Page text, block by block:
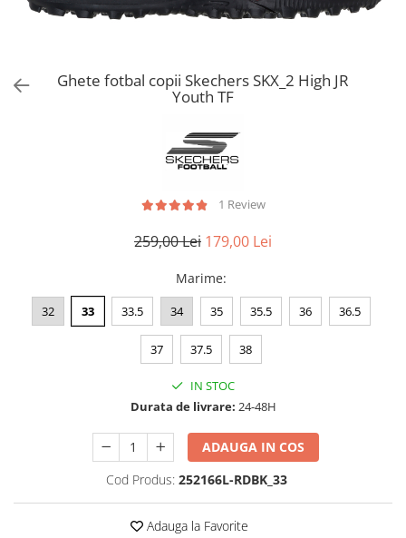
Bluze fotbal copii
Imbracaminte fotbal femei
Pantaloni lungi fotbal femei
Ghete fotbal copii Skechers SKX_2 High JR
Youth TF
1 Review
259,00 Lei 179,00 Lei
Marime:
32 33 33.5 34 35 35.5 36 36.5
37 37.5 38
IN STOC
Durata de livrare: 24-48H
ADAUGA IN COS
Cod Produs: 252166L-RDBK_33
Adauga la Favorite